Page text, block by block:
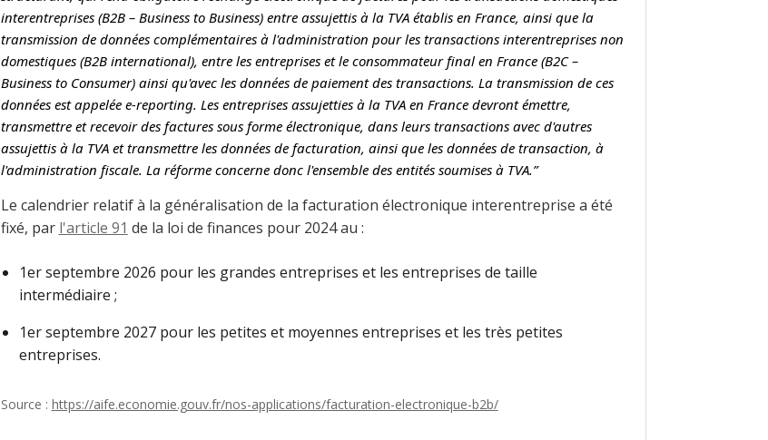
interentreprises (B2B – Business to Business) entre assujettis à la TVA établis en France, ainsi que la
transmission de données complémentaires à l'administration pour les transactions interentreprises non
domestiques (B2B international), entre les entreprises et le consommateur final en France (B2C –
Business to Consumer) ainsi qu'avec les données de paiement des transactions. La transmission de ces
données est appelée e-reporting. Les entreprises assujetties à la TVA en France devront émettre,
transmettre et recevoir des factures sous forme électronique, dans leurs transactions avec d'autres
assujettis à la TVA et transmettre les données de facturation, ainsi que les données de transaction, à
l'administration fiscale. La réforme concerne donc l'ensemble des entités soumises à TVA.”
Le calendrier relatif à la généralisation de la facturation électronique interentreprise a été
fixé, par l'article 91 de la loi de finances pour 2024 au :
1er septembre 2026 pour les grandes entreprises et les entreprises de taille
intermédiaire ;
1er septembre 2027 pour les petites et moyennes entreprises et les très petites
entreprises.
Source : https://aife.economie.gouv.fr/nos-applications/facturation-electronique-b2b/